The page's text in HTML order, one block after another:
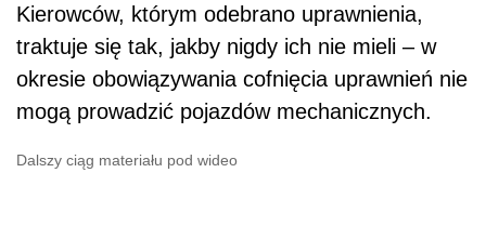
Kierowców, którym odebrano uprawnienia,
traktuje się tak, jakby nigdy ich nie mieli – w
okresie obowiązywania cofnięcia uprawnień nie
mogą prowadzić pojazdów mechanicznych.
Dalszy ciąg materiału pod wideo